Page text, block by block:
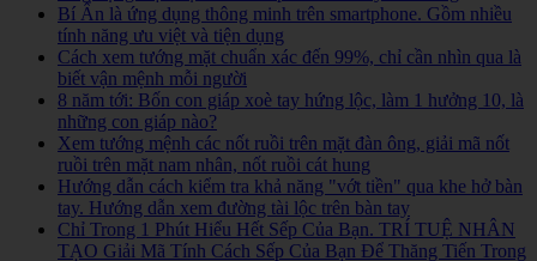
Bí Ẩn là ứng dụng thông minh trên smartphone. Gồm nhiều
tính năng ưu việt và tiện dụng
Cách xem tướng mặt chuẩn xác đến 99%, chỉ cần nhìn qua là
biết vận mệnh mỗi người
8 năm tới: Bốn con giáp xoè tay hứng lộc, làm 1 hưởng 10, là
những con giáp nào?
Xem tướng mệnh các nốt ruồi trên mặt đàn ông, giải mã nốt
ruồi trên mặt nam nhân, nốt ruồi cát hung
Hướng dẫn cách kiểm tra khả năng "vớt tiền" qua khe hở bàn
tay. Hướng dẫn xem đường tài lộc trên bàn tay
Chỉ Trong 1 Phút Hiểu Hết Sếp Của Bạn. TRÍ TUỆ NHÂN
TẠO Giải Mã Tính Cách Sếp Của Bạn Để Thăng Tiến Trong